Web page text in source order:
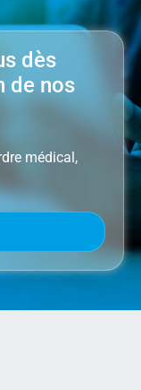
dès
de nos
médical,